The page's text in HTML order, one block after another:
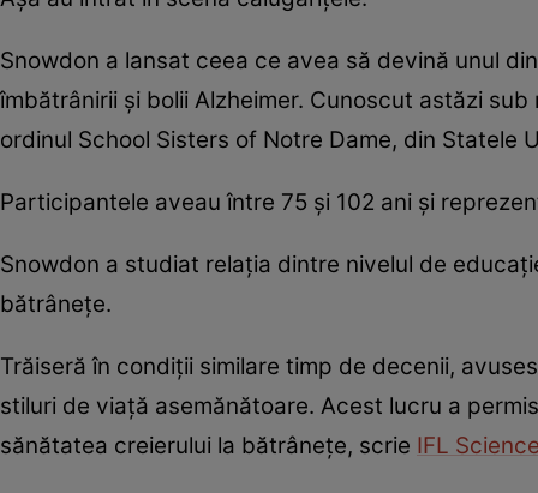
Snowdon a lansat ceea ce avea să devină unul
îmbătrânirii și bolii Alzheimer. Cunoscut astăzi
ordinul School Sisters of Notre Dame, din Statele
Participantele aveau între 75 și 102 ani și
Snowdon a studiat relația dintre nivelul de
bătrânețe.
Trăiseră în condiții similare timp de decenii,
stiluri de viață asemănătoare. Acest lucru a
sănătatea creierului la bătrânețe, scrie IFL